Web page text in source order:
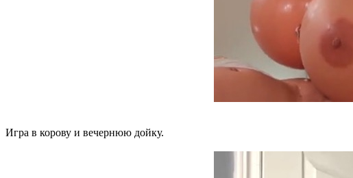
Игра в корову и вечернюю дойку.